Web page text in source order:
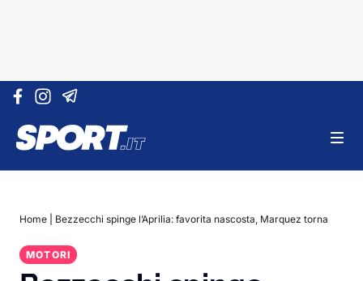
Vai al contenuto
Home Bezzecchi spinge l’Aprilia: favorita nascosta, Marquez torna
MOTORI